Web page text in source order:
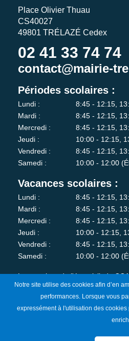
Place Olivier Thuau
CS40027
49801 TRÉLAZÉ Cedex
02 41 33 74 74
contact@mairie-
Périodes scolaires :
Lundi :
8:45 - 12:15,
Mardi :
8:45 - 12:15,
Mercredi :
8:45 - 12:15,
Jeudi :
10:00 - 12:15,
Vendredi :
8:45 - 12:15,
Samedi :
10:00 - 12:00
Vacances scolaires :
Lundi :
8:45 - 12:15,
Mardi :
8:45 - 12:15,
Mercredi :
8:45 - 12:15,
Jeudi :
10:00 - 12:15,
Vendredi :
8:45 - 12:15,
Samedi :
10:00 - 12:00
Les services de l'état-civil, du
fermés au public le lundi matin.
Je m'abonne à la
Notre site utilise des cookies afin d’en
performances. Lorsque vous
expressément à l'utilisation des